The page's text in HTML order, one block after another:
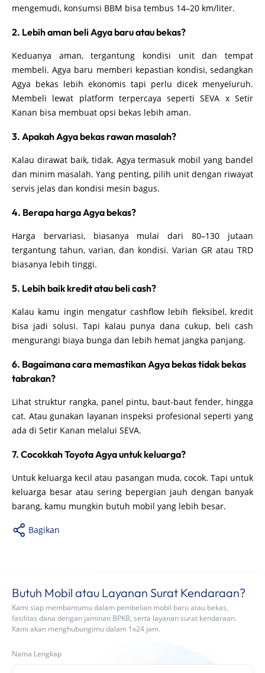
mengemudi, konsumsi BBM bisa tembus 14–20 km/liter.
2. Lebih aman beli Agya baru atau bekas?
Keduanya aman, tergantung kondisi unit dan tempat
membeli. Agya baru memberi kepastian kondisi, sedangkan
Agya bekas lebih ekonomis tapi perlu dicek menyeluruh.
Membeli lewat platform terpercaya seperti SEVA x Setir
Kanan bisa membuat opsi bekas lebih aman.
3. Apakah Agya bekas rawan masalah?
Kalau dirawat baik, tidak. Agya termasuk mobil yang bandel
dan minim masalah. Yang penting, pilih unit dengan riwayat
servis jelas dan kondisi mesin bagus.
4. Berapa harga Agya bekas?
Harga bervariasi, biasanya mulai dari 80–130 jutaan
tergantung tahun, varian, dan kondisi. Varian GR atau TRD
biasanya lebih tinggi.
5. Lebih baik kredit atau beli cash?
Kalau kamu ingin mengatur cashflow lebih fleksibel, kredit
bisa jadi solusi. Tapi kalau punya dana cukup, beli cash
mengurangi biaya bunga dan lebih hemat jangka panjang.
6. Bagaimana cara memastikan Agya bekas tidak bekas
tabrakan?
Lihat struktur rangka, panel pintu, baut-baut fender, hingga
cat. Atau gunakan layanan inspeksi profesional seperti yang
ada di Setir Kanan melalui SEVA.
7. Cocokkah Toyota Agya untuk keluarga?
Untuk keluarga kecil atau pasangan muda, cocok. Tapi untuk
keluarga besar atau sering bepergian jauh dengan banyak
barang, kamu mungkin butuh mobil yang lebih besar.
Bagikan
Butuh Mobil atau Layanan Surat Kendaraan?
Kami siap membantumu dalam pembelian mobil baru atau bekas,
fasilitas dana dengan jaminan BPKB, serta layanan surat kendaraan.
Kami akan menghubungimu dalam 1x24 jam.
Nama Lengkap